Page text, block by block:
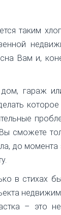
таким
Вам и,
дом, гараж
сможете
до
в стихах
– это